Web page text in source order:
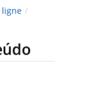
ligne /